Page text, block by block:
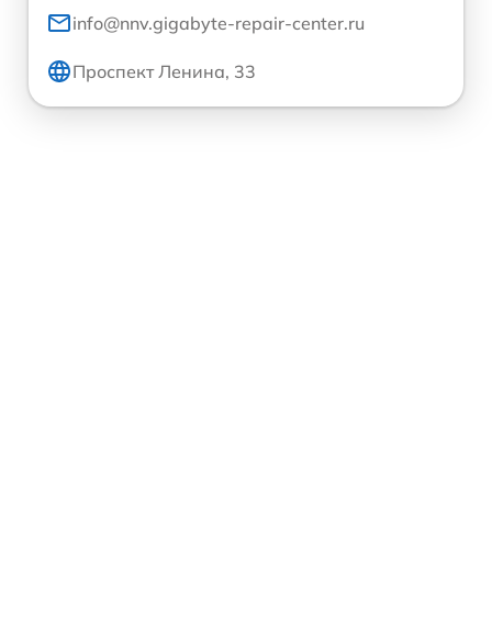
info@nnv.gigabyte-repair-center.ru
Проспект Ленина, 33